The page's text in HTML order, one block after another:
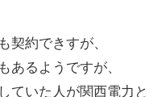
契約できすが、
あるようですが、
ていた人が関西電力と